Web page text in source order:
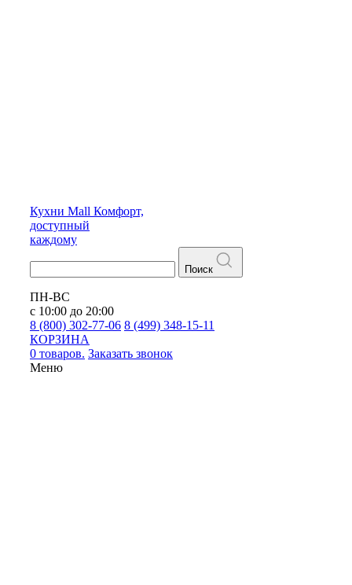
Кухни Mall Комфорт,
доступный
каждому
Поиск
ПН-ВС
с 10:00 до 20:00
8 (800) 302-77-06 8 (499) 348-15-11
КОРЗИНА
0 товаров. Заказать звонок
Меню